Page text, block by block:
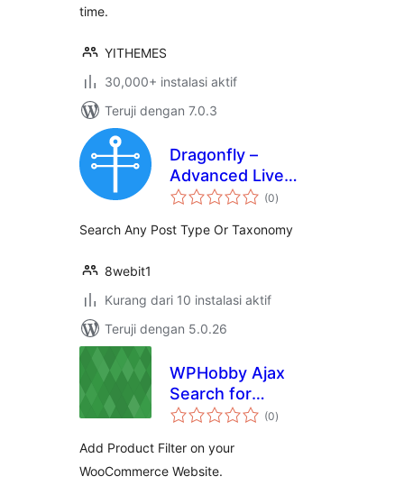
time.
YITHEMES
30,000+ instalasi aktif
Teruji dengan 7.0.3
Dragonfly –
Advanced Live
Search
(0total
rating
)
Search Any Post Type Or Taxonomy
8webit1
Kurang dari 10 instalasi aktif
Teruji dengan 5.0.26
WPHobby Ajax
Search for
WooCommerce
(0total
rating
)
Add Product Filter on your
WooCommerce Website.